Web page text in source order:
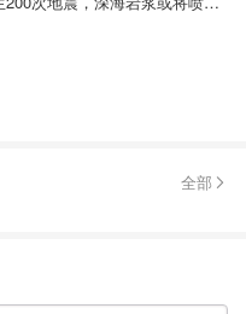
备的菜肴，请记得带上可
记得带上专用的锅和煎
全部